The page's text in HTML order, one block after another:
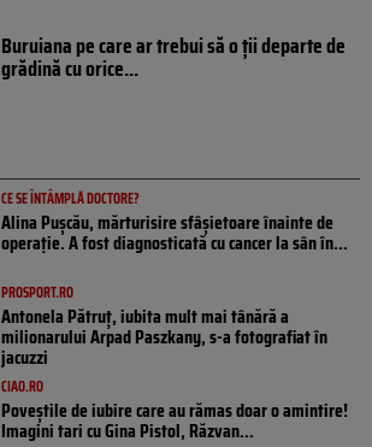
Buruiana pe care ar trebui să o ții departe de
grădină cu orice...
CE SE ÎNTÂMPLĂ DOCTORE?
Alina Pușcău, mărturisire sfâșietoare înainte de
operație. A fost diagnosticată cu cancer la sân în...
PROSPORT.RO
Antonela Pătruț, iubita mult mai tânără a
milionarului Arpad Paszkany, s-a fotografiat în
jacuzzi
CIAO.RO
Poveştile de iubire care au rămas doar o amintire!
Imagini tari cu Gina Pistol, Răzvan...